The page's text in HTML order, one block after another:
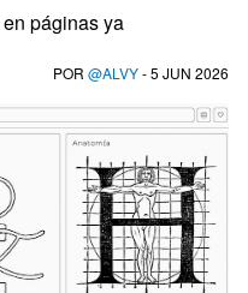
páginas ya
POR @ALVY- 5 JUN 2026